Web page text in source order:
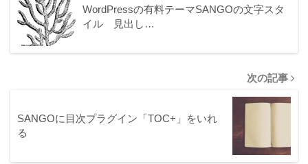
WordPressの有料テーマSANGOの文字スタ
イル 見出し…
次の記事
SANGOに目次プラグイン「TOC+」をいれ
る